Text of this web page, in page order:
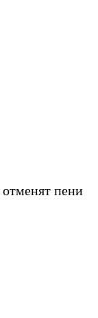
отменят пени